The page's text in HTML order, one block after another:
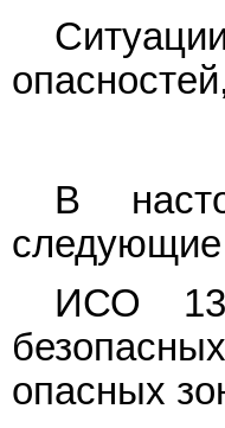
В
следующие
ИСО
опасных